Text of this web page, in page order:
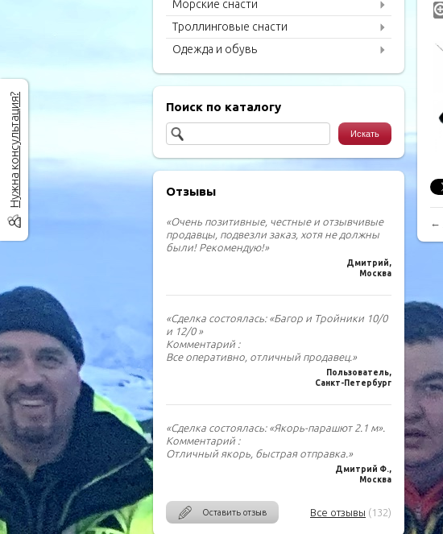
Морские снасти
Троллинговые снасти
Одежда и обувь
Поиск по каталогу
Отзывы
«Очень позитивные, честные и отзывчивые
продавцы, подвезли заказ, хотя не должны
были! Рекомендую!»
Дмитрий,
Москва
«Сделка состоялась: «Багор и Тройники 10/0
и 12/0 »
Комментарий :
Все оперативно, отличный продавец.»
Пользователь,
Санкт-Петербург
«Сделка состоялась: «Якорь-парашют 2.1 м».
Комментарий :
Отличный якорь, быстрая отправка.»
Дмитрий Ф.,
Москва
Оставить отзыв Все отзывы (132)
←
Нужна консультация?